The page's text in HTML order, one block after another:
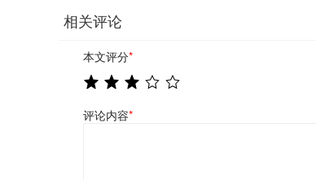
相关评论
本文评分*
评论内容*